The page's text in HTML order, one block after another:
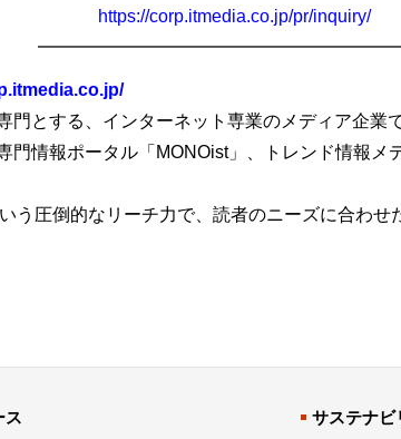
https://corp.itmedia.co.jp/pr/inquiry/
門とする、インターネット専業のメディア企
門情報ポータル「MONOist」、トレンド情報
う圧倒的なリーチ力で、読者のニーズに合わせ
ス サステナビ